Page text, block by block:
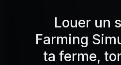
Louer un
Farming
ta ferme,